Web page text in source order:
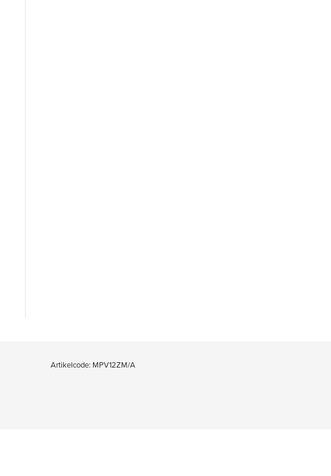
Artikelcode: MPV12ZM/A